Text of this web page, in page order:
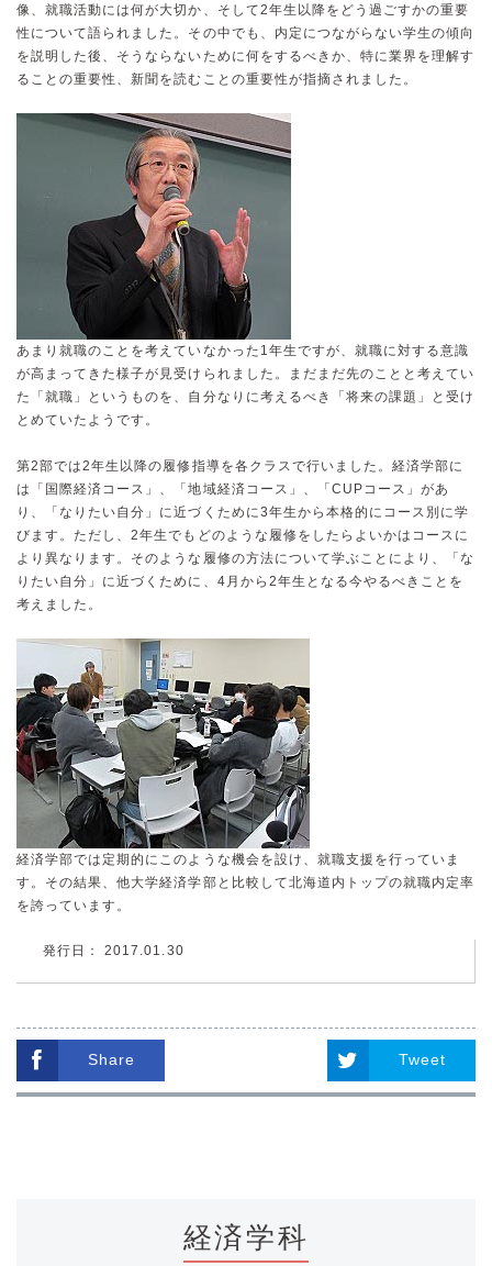
像、就職活動には何が大切か、そして2年生以降をどう過ごすかの重要
性について語られました。その中でも、内定につながらない学生の傾向
を説明した後、そうならないために何をするべきか、特に業界を理解す
ることの重要性、新聞を読むことの重要性が指摘されました。
あまり就職のことを考えていなかった1年生ですが、就職に対する意識
が高まってきた様子が見受けられました。まだまだ先のことと考えてい
た「就職」というものを、自分なりに考えるべき「将来の課題」と受け
とめていたようです。
第2部では2年生以降の履修指導を各クラスで行いました。経済学部に
は「国際経済コース」、「地域経済コース」、「CUPコース」があ
り、「なりたい自分」に近づくために3年生から本格的にコース別に学
びます。ただし、2年生でもどのような履修をしたらよいかはコースに
より異なります。そのような履修の方法について学ぶことにより、「な
りたい自分」に近づくために、4月から2年生となる今やるべきことを
考えました。
経済学部では定期的にこのような機会を設け、就職支援を行っていま
す。その結果、他大学経済学部と比較して北海道内トップの就職内定率
を誇っています。
発行日： 2017.01.30
Share Tweet
経済学科